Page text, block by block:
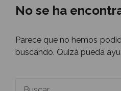
No se ha
Parece que no hemos
buscando. Quizá pueda